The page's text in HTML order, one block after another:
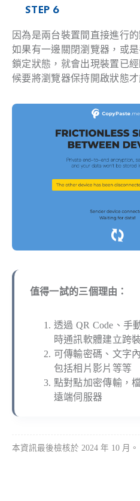
STEP 6
因為是兩台裝置間直接進行
如果有一邊關閉瀏覽器，或
鎖定狀態，就會出現裝置已
候要將瀏覽器保持開啟狀態才
值得一試的三個理由：
透過 QR Code、手
時通訊軟體建立跨
可傳輸密碼、文字
包括相片影片等等
點對點加密傳輸，
遠端伺服器
本資訊最後檢核於 2024 年 10 月。